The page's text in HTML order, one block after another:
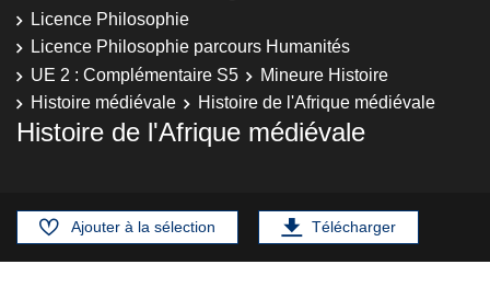
Licence Philosophie
Licence Philosophie parcours Humanités
UE 2 : Complémentaire S5
Mineure Histoire
Histoire médiévale
Histoire de l'Afrique médiévale
Histoire de l'Afrique médiévale
Ajouter à la sélection Télécharger